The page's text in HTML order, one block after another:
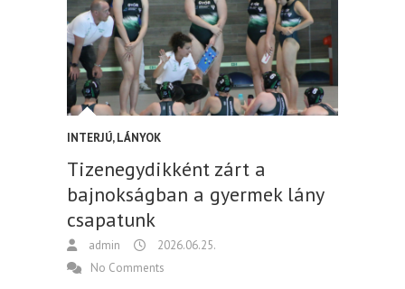
INTERJÚ,LÁNYOK
Tizenegydikként zárt a
bajnokságban a gyermek lány
csapatunk
admin
2026.06.25.
No Comments